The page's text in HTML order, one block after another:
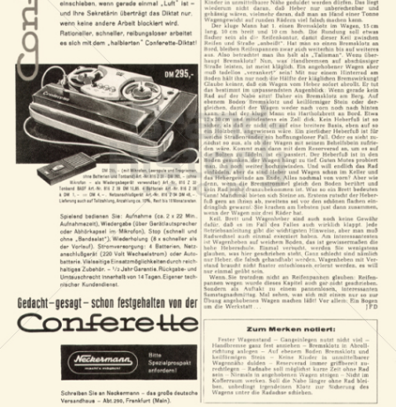
Neckermann Versand Neckermann Versand 1961